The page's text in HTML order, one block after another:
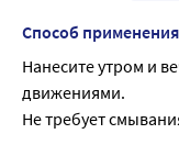
Способ
Нанесите утром и
движениями.
Не требует